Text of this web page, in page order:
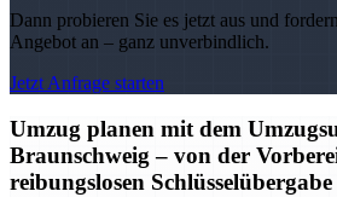
Dann probieren Sie es jetzt aus und
Angebot an – ganz unverbindlich.
Jetzt Anfrage starten
Umzug planen mit dem
Braunschweig – von der
reibungslosen Schlüsselübergabe